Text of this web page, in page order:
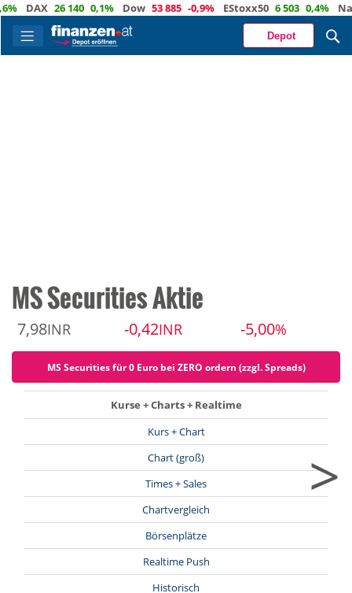
DAX 26 140 0,1% Dow 53 885 -0,9% EStoxx50 6 503 0,4% Nasdaq
Depot
MS Securities Aktie
7,98INR -0,42INR -5,00%
MS Securities für 0 Euro bei ZERO ordern (zzgl. Spreads)
Kurse + Charts + Realtime
Kurs + Chart
Chart (groß)
Times + Sales
Chartvergleich
Börsenplätze
Realtime Push
Historisch
>